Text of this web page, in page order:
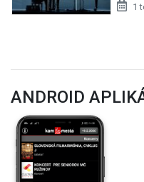
1
ANDROID